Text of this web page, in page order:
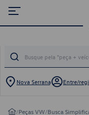
Nova Serrana Entre/
/Peças VW/Busca